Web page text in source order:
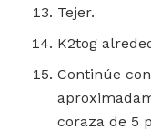
Tejer.
K2tog
Continúe
coraza de 5